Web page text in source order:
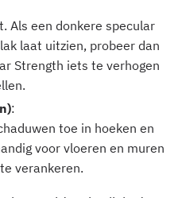
Als een donkere specular
laat uitzien, probeer dan
Strength iets te verhogen
:
toe in hoeken en
voor vloeren en muren
verankeren.